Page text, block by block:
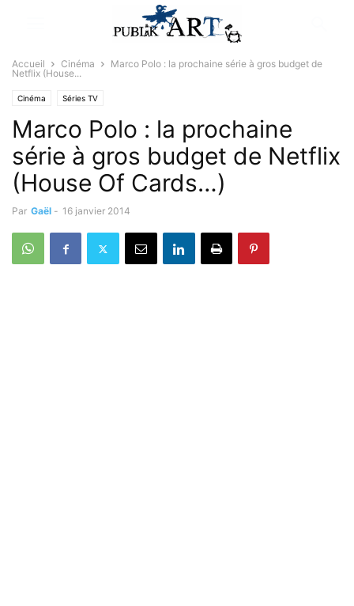
Accueil Cinéma
Marco Polo : la prochaine série à gros budget de
Netflix (House...
Cinéma Séries TV
Marco Polo : la prochaine
série à gros budget de Netflix
(House Of Cards…)
Par Gaël - 16 janvier 2014